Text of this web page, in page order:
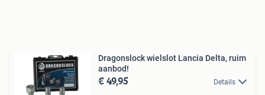
Dragonslock wielslot Lancia Delta, ruim
aanbod!
€ 49,95 Details